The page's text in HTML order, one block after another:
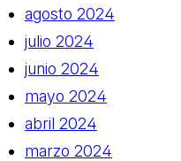
agosto 2024
julio 2024
junio 2024
mayo 2024
abril 2024
marzo 2024